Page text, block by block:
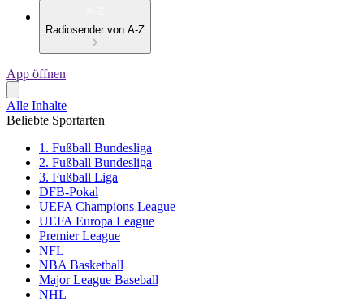
Radiosender von A-Z
App öffnen
Alle Inhalte
Beliebte Sportarten
1. Fußball Bundesliga
2. Fußball Bundesliga
3. Fußball Liga
DFB-Pokal
UEFA Champions League
UEFA Europa League
Premier League
NFL
NBA Basketball
Major League Baseball
NHL